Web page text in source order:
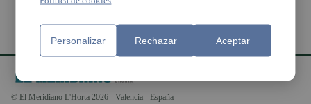
© El Meridiano L'Horta 2026 - Valencia - España
Personalizar Rechazar Aceptar